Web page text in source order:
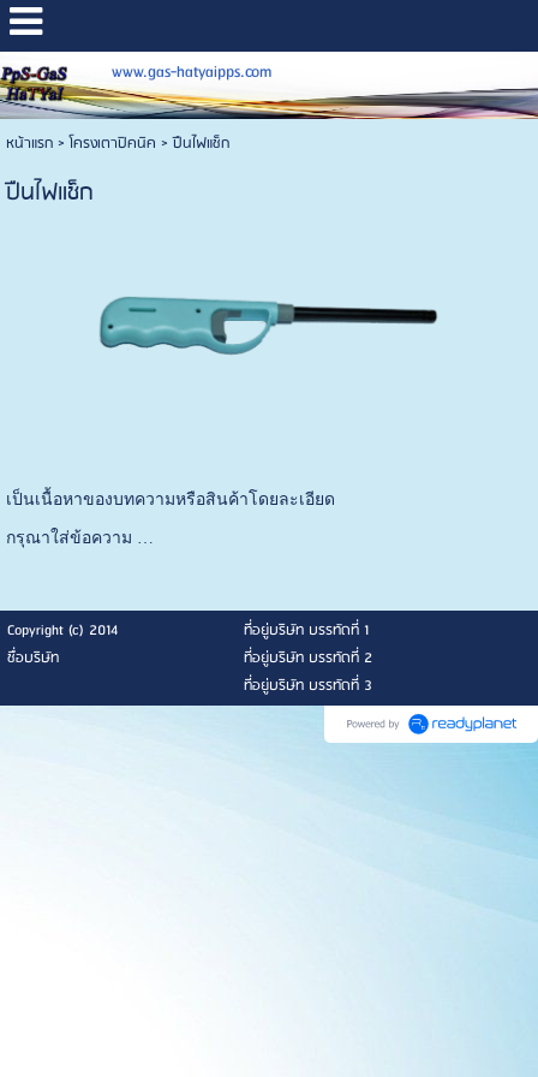
www.gas-hatyaipps.com
หน้าแรก>โครงเตาปิคนิค >ปืนไฟแช็ก
ปืนไฟแช็ก
เป็นเนื้อหาของบทความหรือสินค้าโดยละเอียด
กรุณาใส่ข้อความ …
Copyright (c) 2014
ที่อยู่บริษัท บรรทัดที่ 1
ชื่อบริษัท
ที่อยู่บริษัท บรรทัดที่ 2
ที่อยู่บริษัท บรรทัดที่ 3